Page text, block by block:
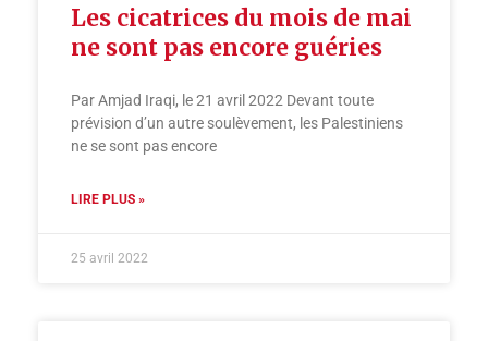
Les cicatrices du mois de mai
ne sont pas encore guéries
Par Amjad Iraqi, le 21 avril 2022 Devant toute
prévision d’un autre soulèvement, les Palestiniens
ne se sont pas encore
LIRE PLUS »
25 avril 2022